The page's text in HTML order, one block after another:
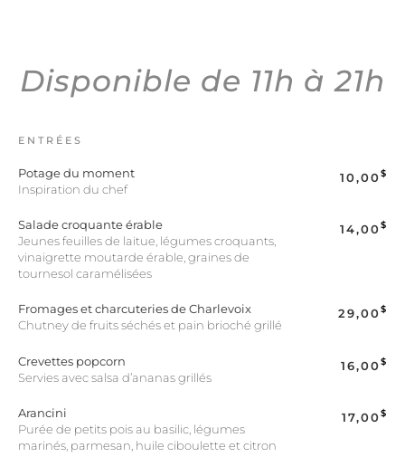
Disponible de 11h à 21h
ENTRÉES
Potage du moment
Inspiration du chef
10,00$
Salade croquante érable
Jeunes feuilles de laitue, légumes croquants,
vinaigrette moutarde érable, graines de
tournesol caramélisées
14,00$
Fromages et charcuteries de Charlevoix
Chutney de fruits séchés et pain brioché grillé
29,00$
Crevettes popcorn
Servies avec salsa d’ananas grillés
16,00$
Arancini
Purée de petits pois au basilic, légumes
marinés, parmesan, huile ciboulette et citron
17,00$